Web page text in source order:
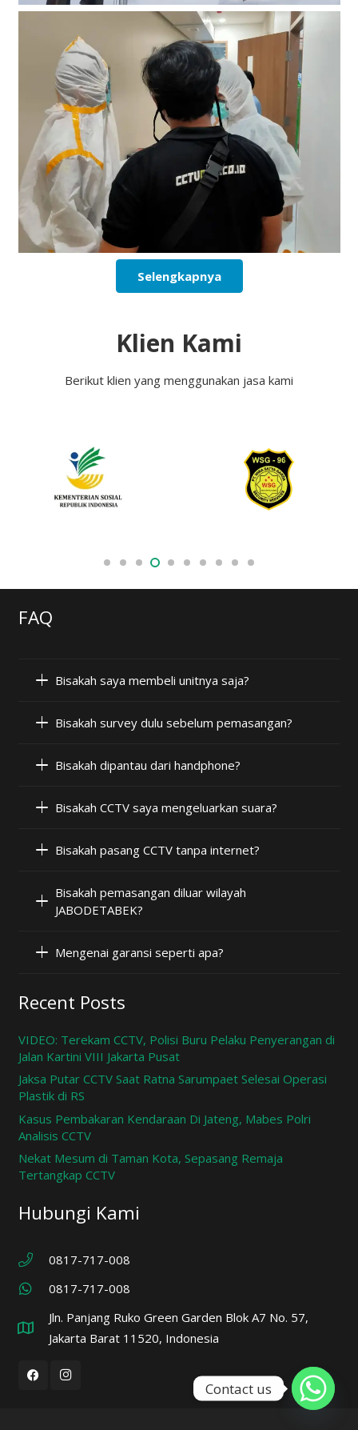
Selengkapnya
Klien Kami
Berikut klien yang menggunakan jasa kami
FAQ
Bisakah saya membeli unitnya saja?
Bisakah survey dulu sebelum pemasangan?
Bisakah dipantau dari handphone?
Bisakah CCTV saya mengeluarkan suara?
Bisakah pasang CCTV tanpa internet?
Bisakah pemasangan diluar wilayah
JABODETABEK?
Mengenai garansi seperti apa?
Recent Posts
VIDEO: Terekam CCTV, Polisi Buru Pelaku Penyerangan di
Jalan Kartini VIII Jakarta Pusat
Jaksa Putar CCTV Saat Ratna Sarumpaet Selesai Operasi
Plastik di RS
Kasus Pembakaran Kendaraan Di Jateng, Mabes Polri
Analisis CCTV
Nekat Mesum di Taman Kota, Sepasang Remaja
Tertangkap CCTV
Hubungi Kami
0817-717-008
0817-717-008
Jln. Panjang Ruko Green Garden Blok A7 No. 57,
Jakarta Barat 11520, Indonesia
Contact us